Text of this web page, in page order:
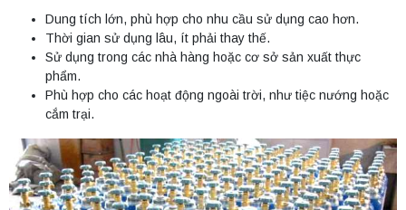
Dung tích lớn, phù hợp cho nhu cầu sử dụng cao hơn.
Thời gian sử dụng lâu, ít phải thay thế.
Sử dụng trong các nhà hàng hoặc cơ sở sản xuất thực
phẩm.
Phù hợp cho các hoạt động ngoài trời, như tiệc nướng hoặc
cắm trại.